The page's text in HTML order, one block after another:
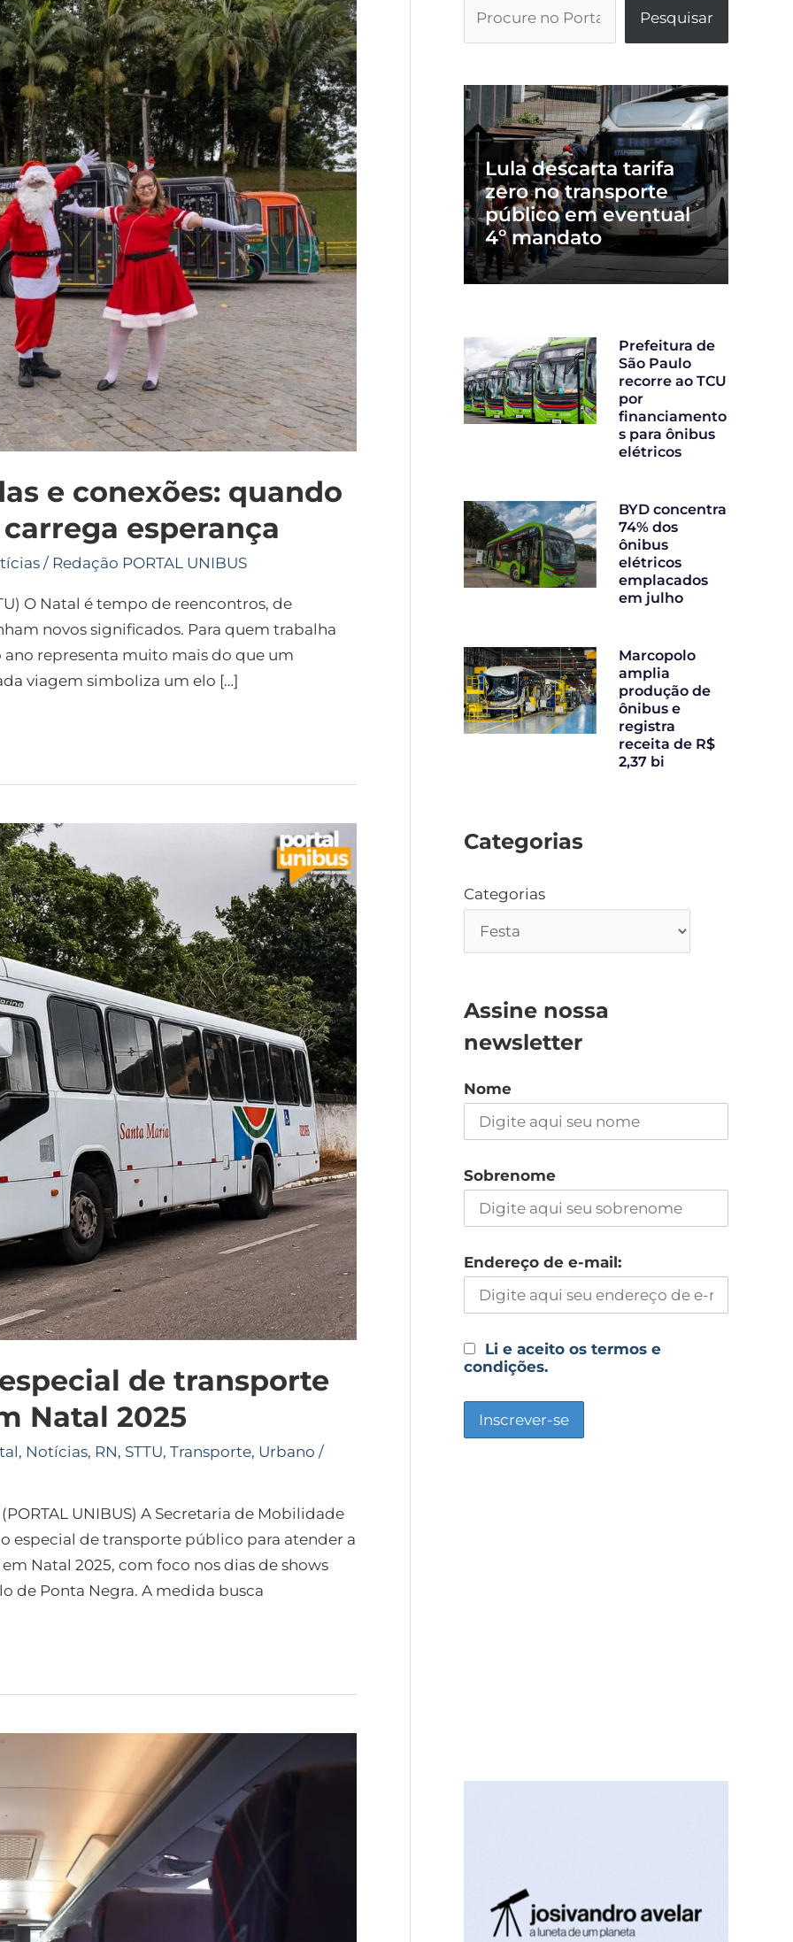
e conexões: quando
esperança
/ Redação PORTAL UNIBUS
O Natal é tempo de reencontros, de
novos significados. Para quem trabalha
representa muito mais do que um
viagem simboliza um elo […]
de transporte
Natal 2025
, Notícias, RN, STTU, Transporte, Urbano /
UNIBUS) A Secretaria de Mobilidade
especial de transporte público para atender a
Natal 2025, com foco nos dias de shows
de Ponta Negra. A medida busca
Pesquisar
Lula descarta tarifa
zero no transporte
público em eventual
4º mandato
Prefeitura de
São Paulo
recorre ao TCU
por
financiamento
s para ônibus
elétricos
BYD concentra
74% dos
ônibus
elétricos
emplacados
em julho
Marcopolo
amplia
produção de
ônibus e
registra
receita de R$
2,37 bi
Categorias
Categorias
Assine nossa
newsletter
Nome
Sobrenome
Endereço de e-mail:
Li e aceito os termos e
condições.